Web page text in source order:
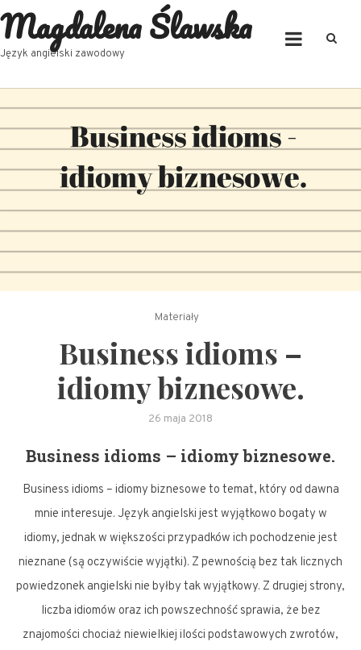
Skip
to
content
Magdalena Ślawska
Język angielski zawodowy
Materiały
Business idioms –
idiomy biznesowe.
26 maja 2018
Business idioms – idiomy biznesowe.
Business idioms – idiomy biznesowe to temat, który od dawna
mnie interesuje. Język angielski jest wyjątkowo bogaty w
idiomy, jednak w większości przypadków ich pochodzenie jest
nieznane (są oczywiście wyjątki). Z pewnością bez tak licznych
powiedzonek angielski nie byłby tak wyjątkowy. Z drugiej strony,
liczba idiomów oraz ich powszechność sprawia, że bez
znajomości chociaż niewielkiej ilości podstawowych zwrotów,